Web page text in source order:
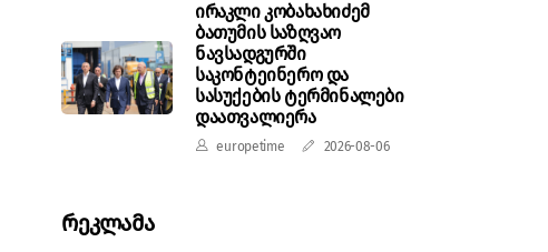
ირაკლი კობახახიძემ
ბათუმის საზღვაო
ნავსადგურში
საკონტეინერო და
სასუქების ტერმინალები
დაათვალიერა
europetime 2026-08-06
Რეკლამა